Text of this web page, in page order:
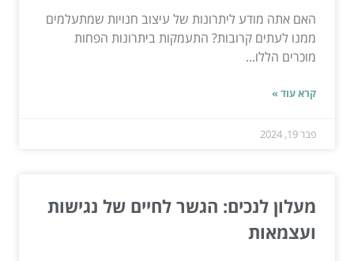
האם אתה מודע ליתרונות של עיצוב חנויות שמתעלמים
ממנו לעתים קרובות? התעמקות ביתרונות הפחות
מוכרים הללו...
קרא עוד »
פבר 19, 2024
מעלון לנכים: הגשר לחיים של נגישות
ועצמאות